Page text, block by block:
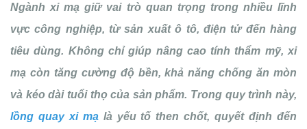
Ngành xi mạ giữ vai trò quan trọng trong nhiều lĩnh
vực công nghiệp, từ sản xuất ô tô, điện tử đến hàng
tiêu dùng. Không chỉ giúp nâng cao tính thẩm mỹ, xi
mạ còn tăng cường độ bền, khả năng chống ăn mòn
và kéo dài tuổi thọ của sản phẩm. Trong quy trình này,
lồng quay xi mạlà yếu tố then chốt, quyết định đến